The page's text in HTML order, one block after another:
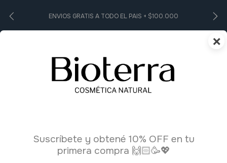
ENVIOS GRATIS A TODO EL PAIS + $100.000
0
×
Suscríbete y obtené 10% OFF en tu
primera compra 🙌🏻🥳💖